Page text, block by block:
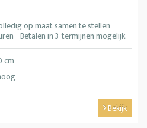
op maat samen te stellen
- Betalen in 3-termijnen mogelijk.
Bekijk